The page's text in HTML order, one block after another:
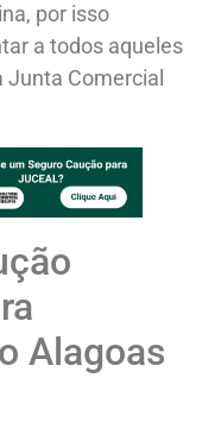
por isso
a todos aqueles
Comercial
Alagoas